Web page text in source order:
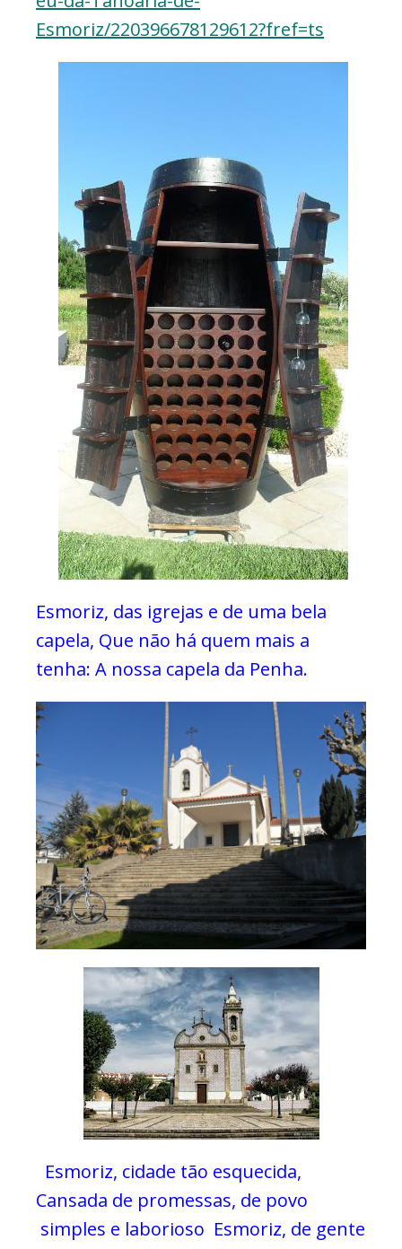
Esmoriz/220396678129612?fref=ts
Esmoriz, das igrejas e de uma bela
capela, Que não há quem mais a
tenha: A nossa capela da Penha.
Esmoriz, cidade tão esquecida,
Cansada de promessas, de povo
simples e laborioso Esmoriz, de gente